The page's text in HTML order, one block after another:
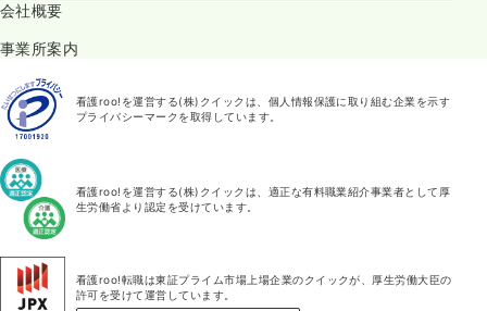
会社概要
事業所案内
看護roo!を運営する(株)クイックは、個人情報保護に取り組む企業を示す
プライバシーマークを取得しています。
看護roo!を運営する(株)クイックは、適正な有料職業紹介事業者として厚
生労働省より認定を受けています。
看護roo!転職は東証プライム市場上場企業のクイックが、厚生労働大臣の
許可を受けて運営しています。